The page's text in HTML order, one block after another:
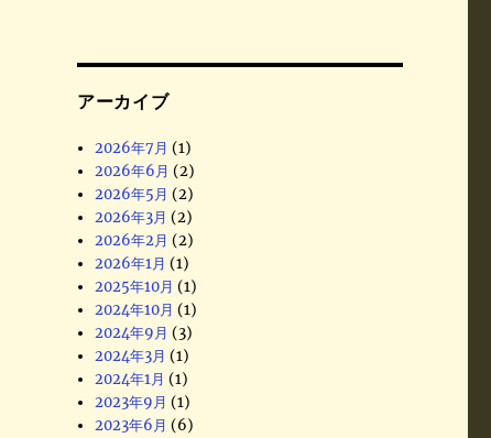
アーカイブ
2026年7月 (1)
2026年6月 (2)
2026年5月 (2)
2026年3月 (2)
2026年2月 (2)
2026年1月 (1)
2025年10月 (1)
2024年10月 (1)
2024年9月 (3)
2024年3月 (1)
2024年1月 (1)
2023年9月 (1)
2023年6月 (6)